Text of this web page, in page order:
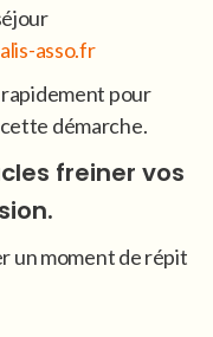
asso.fr
pour
démarche.
freiner vos
un moment de répit